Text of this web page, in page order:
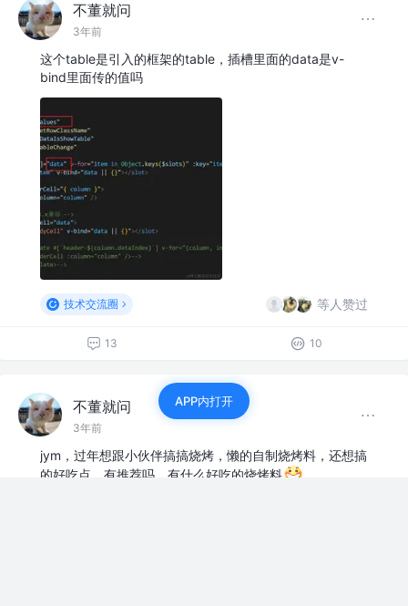
不董就问
3年前
这个table是引入的框架的table，插槽里面的data是v-
bind里面传的值吗
技术交流圈 等人赞过
13 10
不董就问
3年前
jym，过年想跟小伙伴搞搞烧烤，懒的自制烧烤料，还想搞
的好吃点。有推荐吗，有什么好吃的烧烤料
APP内打开